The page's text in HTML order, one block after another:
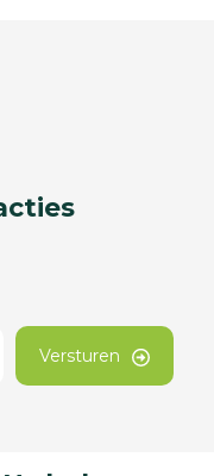
Versturen